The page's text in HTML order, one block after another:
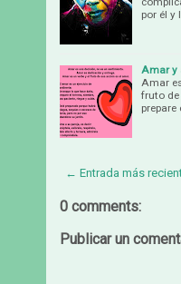
por él y
Amar y
Amar
fruto de
prepare
← Entrada más
0 comments:
Publicar un